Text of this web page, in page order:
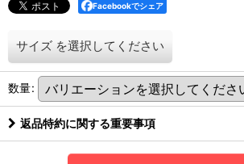
Facebookでシェア
サイズ を選択してください
数量:
返品特約に関する重要事項